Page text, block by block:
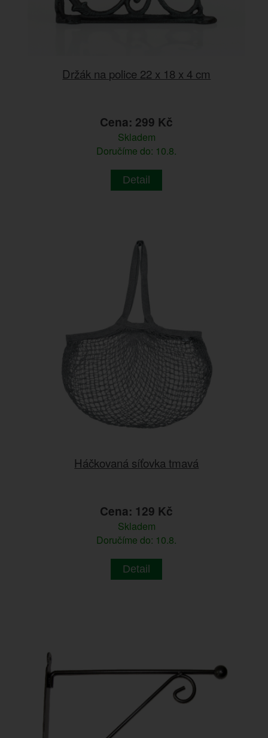
Držák na police 22 x 18 x 4 cm
Cena: 299 Kč
Skladem
Doručíme do: 10.8.
Detail
Háčkovaná síťovka tmavá
Cena: 129 Kč
Skladem
Doručíme do: 10.8.
Detail